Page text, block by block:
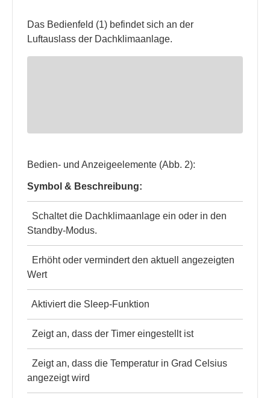
Das Bedienfeld (1) befindet sich an der
Luftauslass der Dachklimaanlage.
Bedien- und Anzeigeelemente (Abb. 2):
Symbol & Beschreibung:
Schaltet die Dachklimaanlage ein oder in den
Standby-Modus.
Erhöht oder vermindert den aktuell angezeigten
Wert
Aktiviert die Sleep-Funktion
Zeigt an, dass der Timer eingestellt ist
Zeigt an, dass die Temperatur in Grad Celsius
angezeigt wird